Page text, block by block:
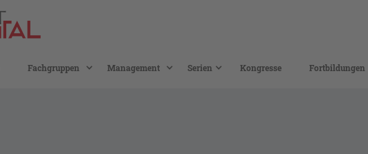
Fachgruppen Management Serien Kongresse Fortbildungen